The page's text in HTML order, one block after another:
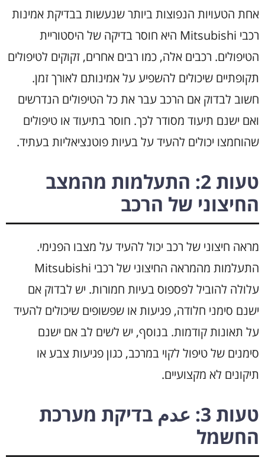
אחת הטעויות הנפוצות ביותר שנעשות בבדיקת אמינות
רכבי Mitsubishi היא חוסר בדיקה של היסטוריית
הטיפולים. רכבים אלה, כמו רבים אחרים, זקוקים לטיפולים
תקופתיים שיכולים להשפיע על אמינותם לאורך זמן.
חשוב לבדוק אם הרכב עבר את כל הטיפולים הנדרשים
ואם ישנם תיעוד מסודר לכך. חוסר בתיעוד או טיפולים
שהוחמצו יכולים להעיד על בעיות פוטנציאליות בעתיד.
טעות 2: התעלמות מהמצב
החיצוני של הרכב
מראה חיצוני של רכב יכול להעיד על מצבו הפנימי.
התעלמות מהמראה החיצוני של רכבי Mitsubishi
עלולה להוביל לפספוס בעיות חמורות. יש לבדוק אם
ישנם סימני חלודה, פגיעות או שפשופים שיכולים להעיד
על תאונות קודמות. בנוסף, יש לשים לב אם ישנם
סימנים של טיפול לקוי במרכב, כגון פגיעות צבע או
תיקונים לא מקצועיים.
טעות 3: عدم בדיקת מערכת
החשמל